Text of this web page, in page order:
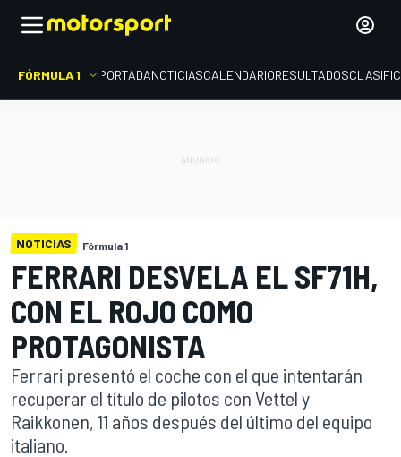
FÓRMULA 1 PORTADANOTICIASCALENDARIORESULTADOS
NOTICIAS Fórmula 1
FERRARI DESVELA EL SF71H,
CON EL ROJO COMO
PROTAGONISTA
Ferrari presentó el coche con el que intentarán
recuperar el título de pilotos con Vettel y
Raikkonen, 11 años después del último del equipo
italiano.